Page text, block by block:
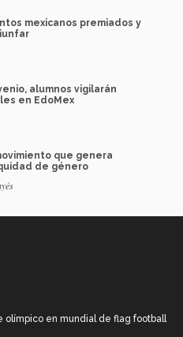
mexicanos premiados y
alumnos vigilarán
en EdoMex
que genera
de género
olímpico en mundial de flag football